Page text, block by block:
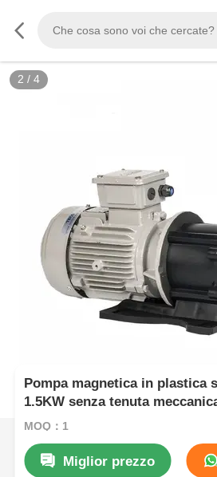
3 / 4
Pompa magnetica in plastica
1.5KW senza tenuta
magnetiche per galvanica
MOQ：1
Miglior prezzo